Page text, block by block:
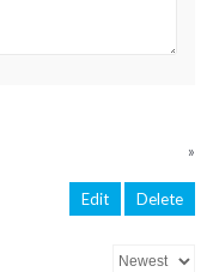
»
Edit Delete